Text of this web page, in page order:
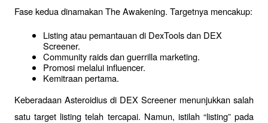
Fase kedua dinamakan The Awakening. Targetnya mencakup:
Listing atau pemantauan di DexTools dan DEX
Screener.
Community raids dan guerrilla marketing.
Promosi melalui influencer.
Kemitraan pertama.
Keberadaan Asteroidius di DEX Screener menunjukkan salah
satu target listing telah tercapai. Namun, istilah “listing” pada